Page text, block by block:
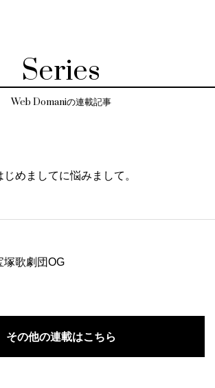
Series
Web Domaniの連載記事
じめましてに悩みまして。
塚歌劇団OG
その他の連載はこちら